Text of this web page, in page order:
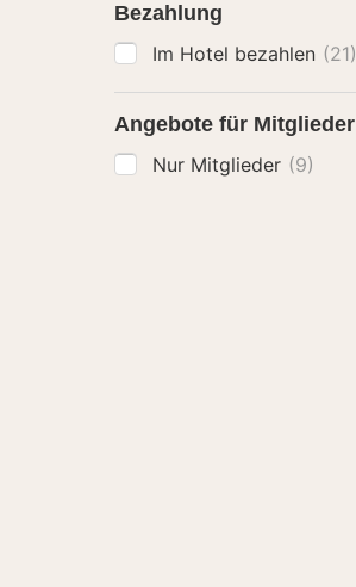
Bezahlung
Im Hotel bezahlen (21)
Angebote für Mitglieder
Nur Mitglieder (9)